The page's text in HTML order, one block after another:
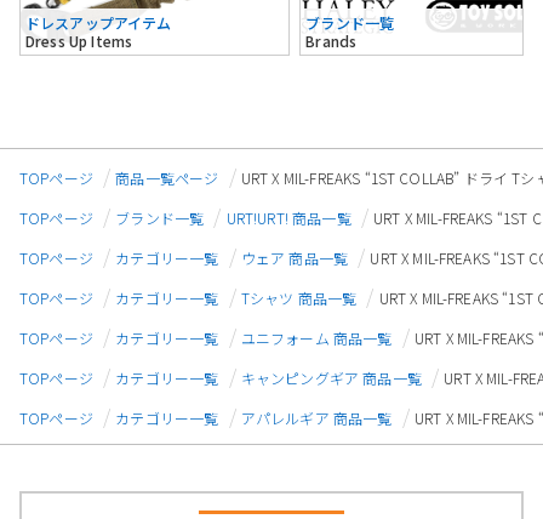
ドレスアップアイテム
Dress Up Items
ブランド一覧
Brands
TOPページ 商品一覧ページ
URT X MIL-FREAKS “1ST COLLAB” ドライ
TOPページ
ブランド一覧 URT!URT! 商品一覧
URT X MIL-FREAKS
TOPページ
カテゴリー一覧 ウェア 商品一覧
URT X MIL-FREAKS
TOPページ
カテゴリー一覧 Tシャツ 商品一覧
URT X MIL-FREAKS
TOPページ
カテゴリー一覧 ユニフォーム 商品一覧
URT X MIL-
TOPページ
カテゴリー一覧 キャンピングギア 商品一覧
URT X MIL-
TOPページ
カテゴリー一覧 アパレルギア 商品一覧 URT X MIL-